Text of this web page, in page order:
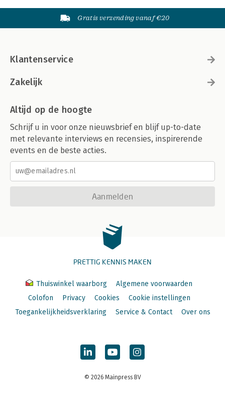
Gratis verzending vanaf €20
Klantenservice
Zakelijk
Altijd op de hoogte
Schrijf u in voor onze nieuwsbrief en blijf up-to-date
met relevante interviews en recensies, inspirerende
events en de beste acties.
Aanmelden
PRETTIG KENNIS MAKEN
Thuiswinkel waarborg
Algemene voorwaarden
Colofon
Privacy Cookies
Cookie instellingen
Toegankelijkheidsverklaring
Service & Contact Over ons
© 2026 Mainpress BV